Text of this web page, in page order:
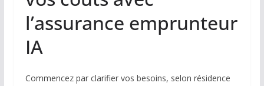
l’assurance emprunteur
IA
Commencez par clarifier vos besoins, selon résidence